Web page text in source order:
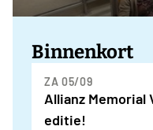
Binnenkort
ZA 05/09
Allianz Memorial
editie!